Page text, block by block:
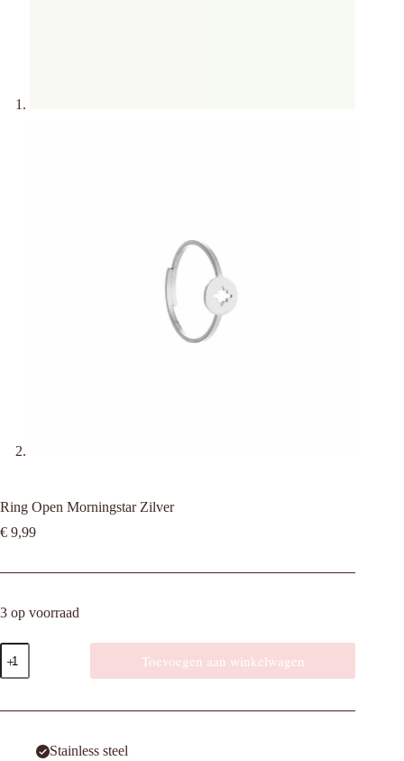
Ring Open Morningstar Zilver
€ 9,99
3 op voorraad
Ring
Open
Morningstar
aantal
Toevoegen aan winkelwagen
Stainless steel